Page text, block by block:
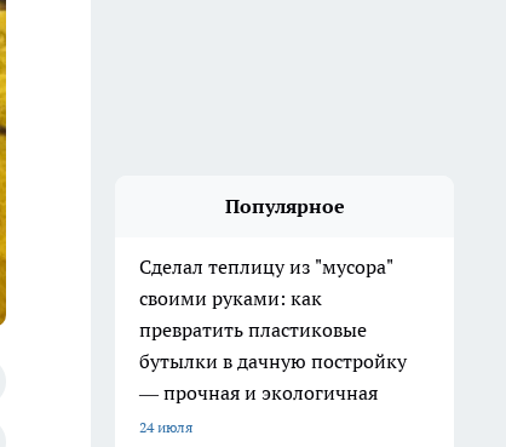
Популярное
Сделал теплицу из "мусора"
своими руками: как
превратить пластиковые
бутылки в дачную постройку
— прочная и экологичная
24 июля